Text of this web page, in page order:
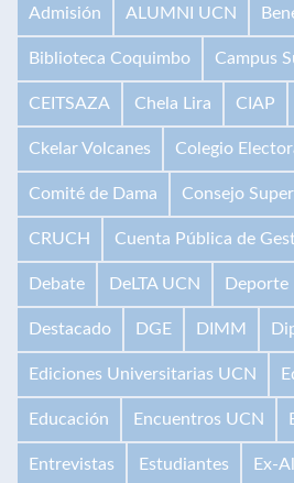
Admisión ALUMNI UCN
Biblioteca Coquimbo Campus
CEITSAZA Chela Lira CIAP
Ckelar Volcanes Colegio
Comité de Dama Consejo
CRUCH Cuenta Pública de
Debate DeLTA UCN Deporte
Destacado DGE DIMM
Ediciones Universitarias UCN
Educación Encuentros UCN
Entrevistas Estudiantes Ex-